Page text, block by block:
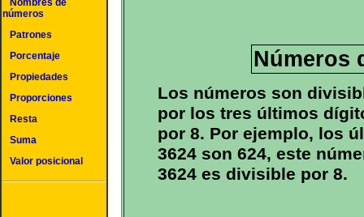
Nombres de
números
Patrones
Porcentaje
Propiedades
Proporciones
Resta
Suma
Valor posicional
Números
Los números son
por los tres últimos
por 8. Por ejemplo, los
3624 son 624, este
3624 es divisible por 8.